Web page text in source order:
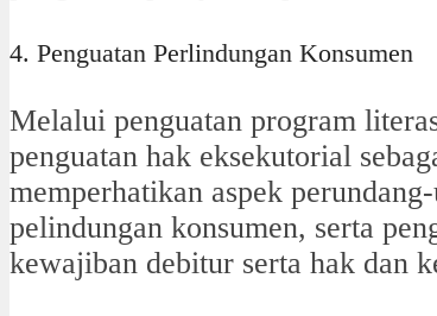
4. Penguatan Perlindungan Konsumen
Melalui penguatan program
penguatan hak eksekutorial
memperhatikan aspek
pelindungan konsumen, serta
kewajiban debitur serta hak dan